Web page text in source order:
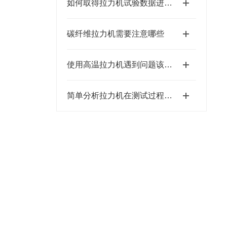
如何取得拉力机试验数据进行方差检验性分析
碳纤维拉力机需要注意哪些
使用高温拉力机遇到问题该如何解决
简单分析拉力机在测试过程中的误差